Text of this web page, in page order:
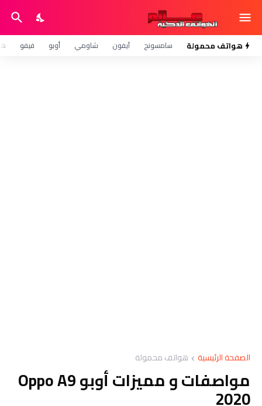
هواتف محمولة سامسونج آيفون شاومي أوبو فيفو
الصفحة الرئيسية هواتف محمولة
مواصفات و مميزات أوبو Oppo A9
2020